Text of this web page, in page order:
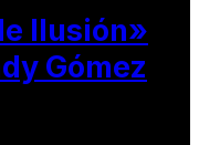
Ilusión»
Gómez